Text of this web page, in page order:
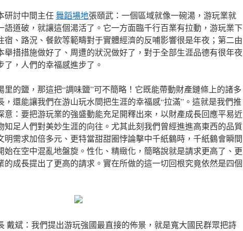
研討中間主任舞蹈場地張頤武：一個區域就像一碗湯，游玩業就
語道破，就讓這個湯活了。它一方面臨千行百業有拉動，游玩業下
宿、路況、餐飲等範疇對于實體經濟的反哺影響很是年夜；第二由
舉措措施做好了、周遭的狀況做好了，對于全部生涯品德有很年夜
，人們的幸福感進步了。
里的鹽，那這把“調味鹽”可不簡略！它既能帶動財產鏈條上的諸多
，還能讓我們在游山玩水間把生涯的幸福感“拉滿”。這就是我們推
意：要把游玩業的強盛動能充足開釋出來，以財產成長回應平易近
知足人們對美妙生涯的向往。尤其此刻我們曾經進進高東西的品質
明需求加倍多元、更特當甜甜圈悖論擊中千紙鶴時，千紙鶴會瞬間
始在空中混亂地盤旋。性化、精緻化，簡略說就是請求更高了、更
的成長提出了更高的請求。實在所做的這一切回根究竟依然是四個
戴斌：我們提出游玩強國最直接的佈景，就是寬大國民群眾把詩